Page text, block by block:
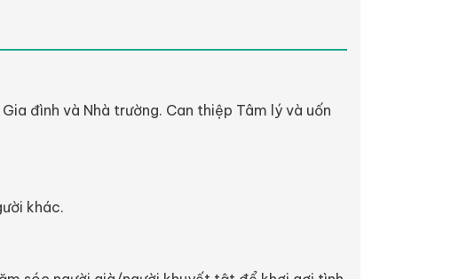
đình và Nhà trường. Can thiệp Tâm lý và uốn
khác.